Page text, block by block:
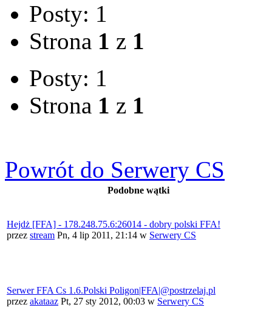
Posty: 1
Strona 1 z 1
Posty: 1
Strona 1 z 1
Powrót do Serwery CS
Podobne wątki
Hejdż [FFA] - 178.248.75.6:26014 - dobry polski FFA!
przez stream Pn, 4 lip 2011, 21:14 w Serwery CS
Serwer FFA Cs 1.6.Polski Poligon|FFA|@postrzelaj.pl
przez akataaz Pt, 27 sty 2012, 00:03 w Serwery CS